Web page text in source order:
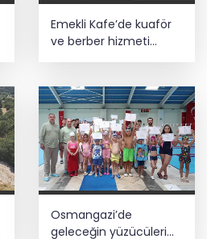
Emekli Kafe’de kuaför
ve berber hizmeti
Osmangazi’de
geleceğin yüzücüleri